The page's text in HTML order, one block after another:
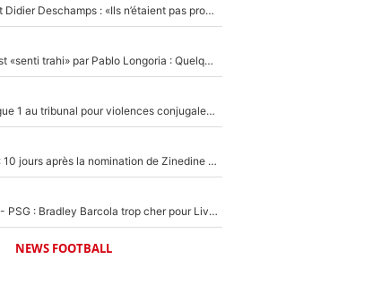
Zinédine Zidane et Didier Deschamps : «Ils n’étaient pas proches», les confidences d’un membre de l’équipe de France 1998 sur leur relation spéciale
Medhi Benatia s'est «senti trahi» par Pablo Longoria : Quelques semaines après son départ, l'ancien directeur de football de l'OM règle ses comptes
Des terrains de Ligue 1 au tribunal pour violences conjugales : Un arbitre français encourt une peine de 18 mois de prison !
Equipe de France : 10 jours après la nomination de Zinedine Zidane, c'est au tour de son fils de prendre un nouveau départ !
EXCLU - Mercato - PSG : Bradley Barcola trop cher pour Liverpool
NEWS FOOTBALL